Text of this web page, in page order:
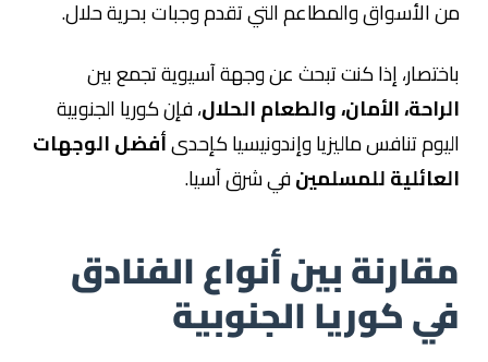
من الأسواق والمطاعم التي تقدم وجبات بحرية حلال.
باختصار، إذا كنت تبحث عن وجهة آسيوية تجمع بين
الراحة، الأمان، والطعام الحلال، فإن كوريا الجنوبية
اليوم تنافس ماليزيا وإندونيسيا كإحدىأفضل الوجهات
العائلية للمسلمينفي شرق آسيا.
مقارنة بين أنواع الفنادق
في كوريا الجنوبية